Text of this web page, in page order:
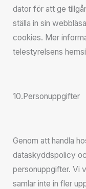
dator för att ge
ställa in sin
cookies. Mer
telestyrelsens
10.Personuppgifter
Genom att handla
dataskyddspolicy
personuppgifter. Vi
samlar inte in fler